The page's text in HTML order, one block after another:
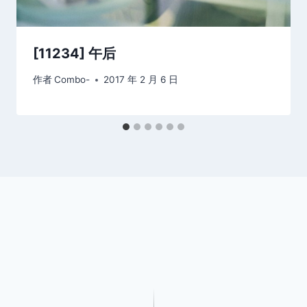
[11234] 午后
作者Combo- 2017 年 2 月 6 日